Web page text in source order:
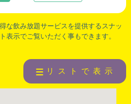
な飲み放題サービスを提供するスナッ
表示でご覧いただく事もできます。
リストで表示